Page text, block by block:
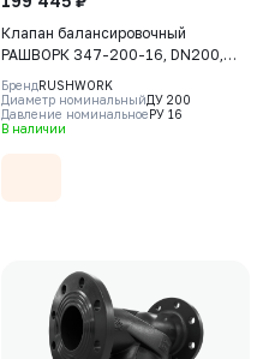
Клапан балансировочный
РАШВОРК 347-200-16, DN200,
PN16, корпус - чугун GJS-400-15
(GGG40), клапан - нерж. сталь
CF8, уплотнение - EPDM, Ф/Ф
БрендRUSHWORK
Диаметр номинальныйДУ 200
Давление номинальноеРУ 16
В наличии